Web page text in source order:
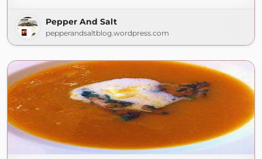
Pepper And Salt
pepperandsaltblog.wordpress.com